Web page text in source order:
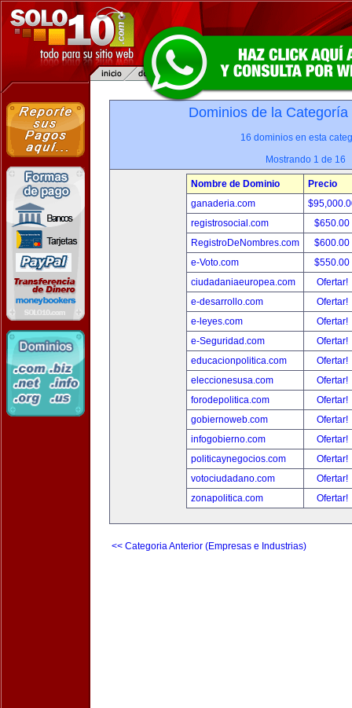
Dominios de la
16 dominios en esta
Mostrando 1 de 16
Nombre de Dominio
Precio
ganaderia.com
registrosocial.com
$650.00
RegistroDeNombres.com
$600.00
e-Voto.com
$550.00
ciudadaniaeuropea.com
Ofertar!
e-desarrollo.com
Ofertar!
e-leyes.com
Ofertar!
e-Seguridad.com
Ofertar!
educacionpolitica.com
Ofertar!
eleccionesusa.com
Ofertar!
forodepolitica.com
Ofertar!
gobiernoweb.com
Ofertar!
infogobierno.com
Ofertar!
politicaynegocios.com
Ofertar!
votociudadano.com
Ofertar!
zonapolitica.com
Ofertar!
<< Categoria Anterior (Empresas e Industrias)